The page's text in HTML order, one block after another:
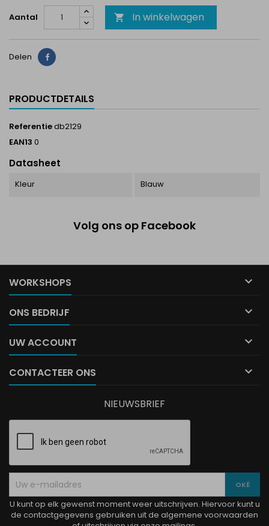
Aantal  In winkelwagen
Delen Delen
PRODUCTDETAILS
Referentiedb2129
EAN13 0
Datasheet
Kleur Blauw
Volg ons op Facebook
WORKSHOPS 
ONS BEDRIJF 
UW ACCOUNT 
CONTACTEER ONS 
NIEUWSBRIEF
U kunt op elk gewenst moment weer uitschrijven. Hiervoor kunt u
de contactgegevens gebruiken uit de algemene voorwaarden